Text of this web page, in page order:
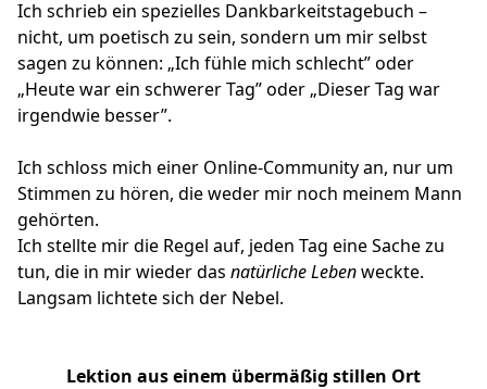
Ich schrieb ein spezielles Dankbarkeitstagebuch –
nicht, um poetisch zu sein, sondern um mir selbst
sagen zu können: „Ich fühle mich schlecht” oder
„Heute war ein schwerer Tag” oder „Dieser Tag war
irgendwie besser”.
Ich schloss mich einer Online-Community an, nur um
Stimmen zu hören, die weder mir noch meinem Mann
gehörten.
Ich stellte mir die Regel auf, jeden Tag eine Sache zu
tun, die in mir wieder das natürliche Lebenweckte.
Langsam lichtete sich der Nebel.
Lektion aus einem übermäßig stillen Ort